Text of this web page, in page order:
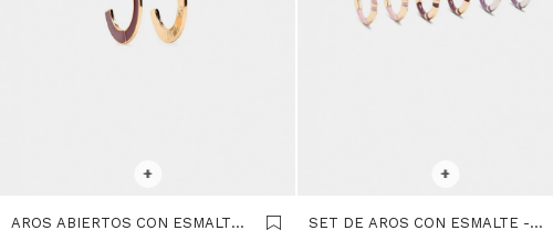
+
AROS ABIERTOS CON ESMALTE
+
SET DE AROS CON ESMALTE -